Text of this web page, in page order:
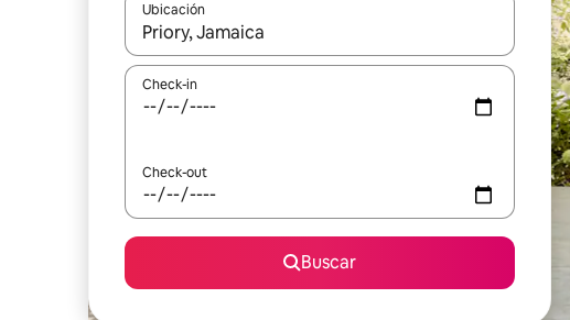
Ubicación
Cuando los resultados estén disponibles, navegá con las
Check-in
Check-out
Buscar